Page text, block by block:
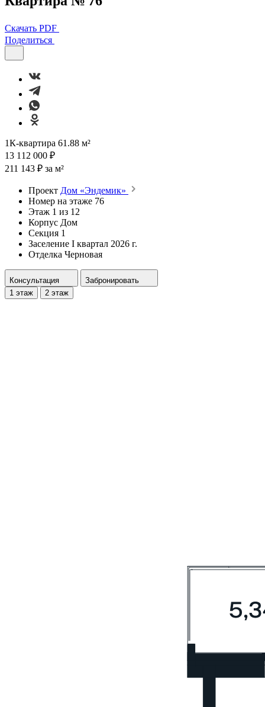
Скачать PDF
Поделиться
1К-квартира 61.88 м²
13 112 000 ₽
211 143 ₽ за м²
Проект Дом «Эндемик»
Номер на этаже 76
Этаж 1 из 12
Корпус Дом
Секция 1
Заселение I квартал 2026 г.
Отделка Черновая
Консультация
Забронировать
1 этаж
2 этаж